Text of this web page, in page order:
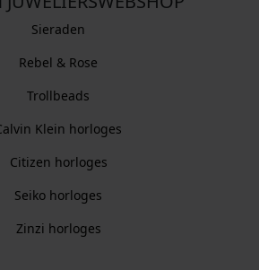
Sieraden
Rebel & Rose
Trollbeads
Klein horloges
Citizen horloges
Seiko horloges
Zinzi horloges